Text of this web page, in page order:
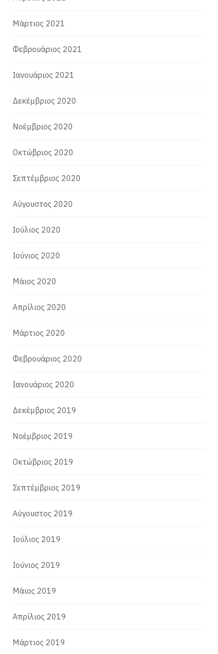
Μάρτιος 2021
Φεβρουάριος 2021
Ιανουάριος 2021
Δεκέμβριος 2020
Νοέμβριος 2020
Οκτώβριος 2020
Σεπτέμβριος 2020
Αύγουστος 2020
Ιούλιος 2020
Ιούνιος 2020
Μάιος 2020
Απρίλιος 2020
Μάρτιος 2020
Φεβρουάριος 2020
Ιανουάριος 2020
Δεκέμβριος 2019
Νοέμβριος 2019
Οκτώβριος 2019
Σεπτέμβριος 2019
Αύγουστος 2019
Ιούλιος 2019
Ιούνιος 2019
Μάιος 2019
Απρίλιος 2019
Μάρτιος 2019